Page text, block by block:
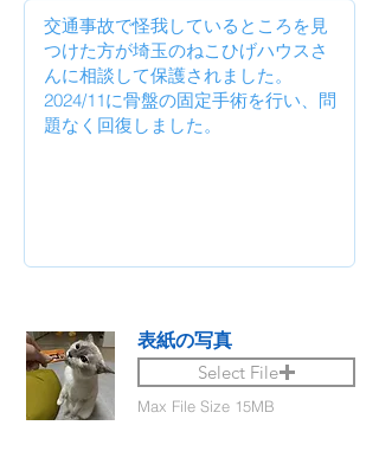
表紙の写真
Select File
Max File Size 15MB